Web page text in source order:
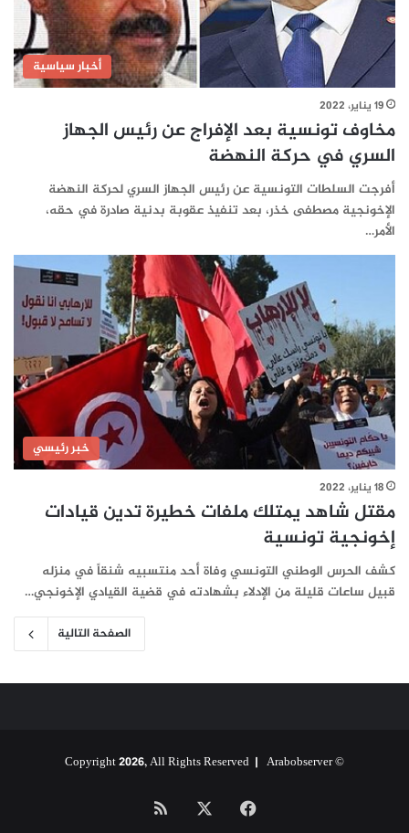
أخبار سياسية
19 يناير، 2022
مخاوف تونسية بعد الإفراج عن رئيس الجهاز
السري في حركة النهضة
أفرجت السلطات التونسية عن رئيس الجهاز السري لحركة النهضة
الإخونجية مصطفى خذر، بعد تنفيذ عقوبة بدنية صادرة في حقه،
الأمر…
خبر رئيسي
18 يناير، 2022
مقتل شاهد يمتلك ملفات خطيرة تدين قيادات
إخونجية تونسية
كشف الحرس الوطني التونسي وفاة أحد منتسبيه شنقاً في منزله
قبيل ساعات قليلة من الإدلاء بشهادته في قضية القيادي الإخونجي…
الصفحة التالية
© Copyright 2026, All Rights Reserved |
Arabobserver
فيسبوك